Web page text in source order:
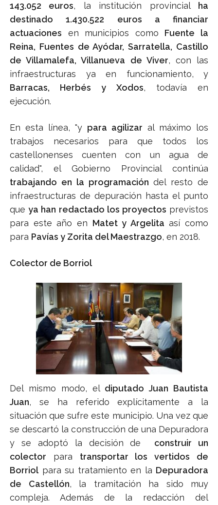
143.052 euros, la institución provincial
ha
destinado 1.430.522 euros a financiar
actuaciones en municipios como Fuente la
Reina, Fuentes de Ayódar, Sarratella, Castillo
de Villamalefa, Villanueva de Viver, con las
infraestructuras ya en funcionamiento, y
Barracas, Herbés y Xodos, todavía en
ejecución.
En esta línea, "y para agilizar al máximo los
trabajos necesarios para que todos los
castellonenses cuenten con un agua de
calidad", el Gobierno Provincial continúa
trabajando en la programación del resto de
infraestructuras de depuración hasta el punto
queya han redactado los proyectos previstos
para este año en Matet y Argelita así como
para Pavías y Zorita del Maestrazgo, en 2018.
Colector de Borriol
Del mismo modo, el diputado Juan Bautista
Juan, se ha referido explícitamente a la
situación que sufre este municipio. Una vez que
se descartó la construcción de una Depuradora
y se adoptó la decisión de construir un
colector para transportar los vertidos de
Borriolpara su tratamiento en la Depuradora
de Castellón, la tramitación ha sido muy
compleja. Además de la redacción del